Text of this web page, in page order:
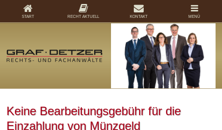
Keine Bearbeitungsgebühr für die
Einzahlung von Münzgeld
START RECHT AKTUELL KONTAKT MENÜ